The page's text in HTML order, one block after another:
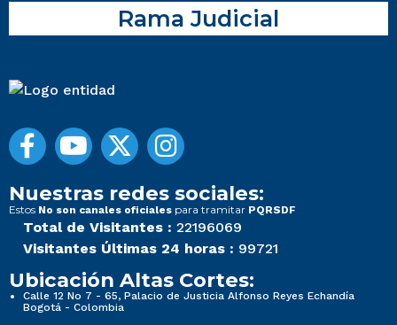
Rama Judicial
Nuestras redes sociales:
Estos No son canales oficiales para tramitar PQRSDF
Total de Visitantes : 22196069
Visitantes Últimas 24 horas : 99721
Ubicación Altas Cortes:
Calle 12 No 7 - 65, Palacio de Justicia Alfonso Reyes Echandía
Bogotá - Colombia